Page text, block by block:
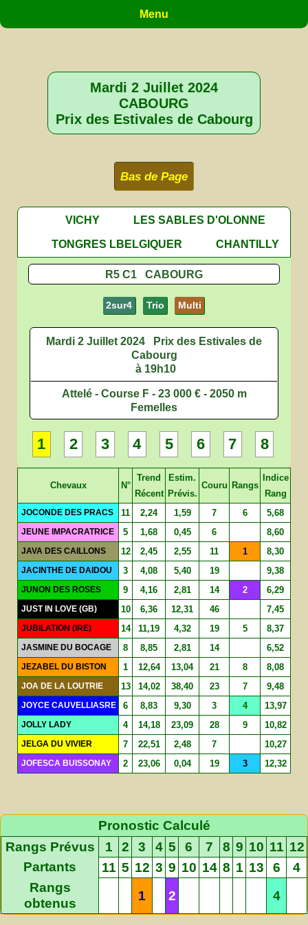
Menu
Mardi 2 Juillet 2024
CABOURG
Prix des Estivales de Cabourg
Bas de Page
VICHY
LES SABLES D'OLONNE
TONGRES LBELGIQUER
CHANTILLY
R5 C1 CABOURG
2sur4 Trio Multi
Mardi 2 Juillet 2024
Prix des Estivales de
Cabourg
à 19h10
Attelé - Course F - 23 000 € - 2050 m
Femelles
1 2 3 4 5 6 7 8
Chevaux N°
Trend
Récent
Estim.
Prévis.
Couru Rangs
Indice
Rang
JOCONDE DES PRACS 11 2,24 1,59 7 6 5,68
JEUNE IMPACRATRICE 5 1,68 0,45 6 8,60
JAVA DES CAILLONS 12 2,45 2,55 11 1 8,30
JACINTHE DE DAIDOU 3 4,08 5,40 19 9,38
JUNON DES ROSES 9 4,16 2,81 14 2 6,29
JUST IN LOVE (GB) 10 6,36 12,31 46 7,45
JUBILATION (IRE) 14 11,19 4,32 19 5 8,37
JASMINE DU BOCAGE 8 8,85 2,81 14 6,52
JEZABEL DU BISTON 1 12,64 13,04 21 8 8,08
JOA DE LA LOUTRIE 13 14,02 38,40 23 7 9,48
JOYCE CAUVELLIASRE 6 8,83 9,30 3 4 13,97
JOLLY LADY 4 14,18 23,09 28 9 10,82
JELGA DU VIVIER 7 22,51 2,48 7 10,27
JOFESCA BUISSONAY 2 23,06 0,04 19 3 12,32
Pronostic Calculé
Rangs Prévus
1 2 3 4 5 6 7 8 9 10 11 12
Partants
11 5 12 3 9 10 14 8 1 13 6
4
Rangs
obtenus
1 2 4